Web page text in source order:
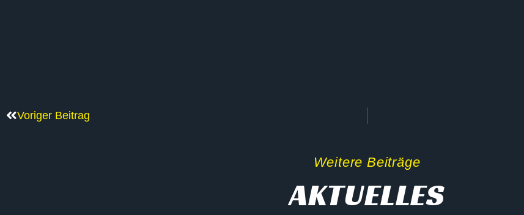
Voriger Beitrag
Weitere Beiträge
AKTUELLES